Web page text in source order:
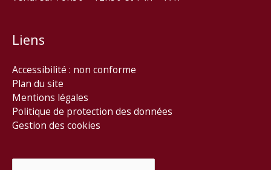
Liens
Accessibilité : non conforme
Plan du site
Mentions légales
Politique de protection des données
Gestion des cookies